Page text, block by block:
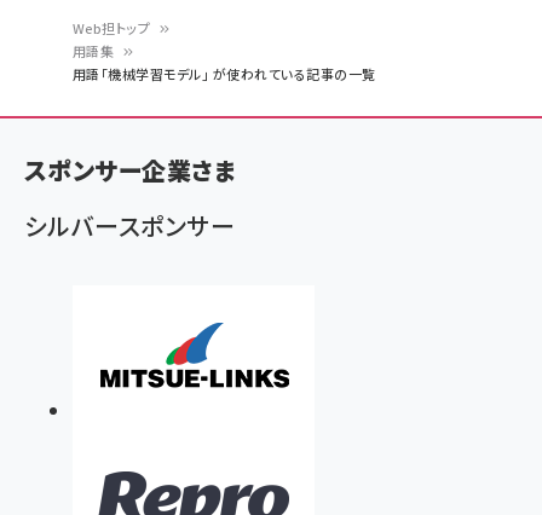
ン
く
ず
Web担トップ
用語集
用語「機械学習モデル」 が使われている記事の一覧
スポンサー企業さま
シルバースポンサー